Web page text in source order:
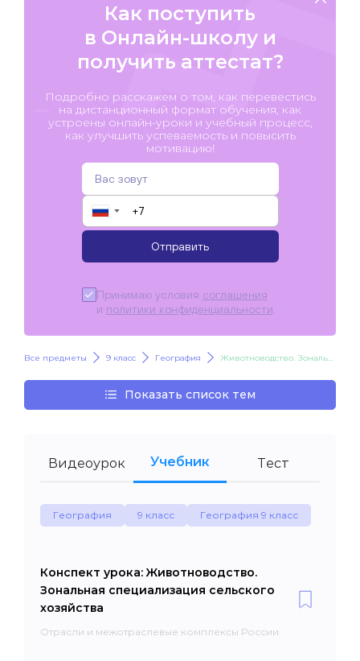
Как поступить
в Онлайн-школу и
получить аттестат?
Подробно расскажем о том, как перевестись
на дистанционный формат обучения, как
устроены онлайн-уроки и учебный процесс,
как улучшить успеваемость и повысить
мотивацию!
▼
Отправить
Принимаю условия соглашения
и политики конфиденциальности
Все предметы 9 класс География Животноводство. Зональная специализация сельского хозяйства
Показать список тем
Видеоурок Учебник Тест
География 9 класс География 9 класс
Конспект урока: Животноводство.
Зональная специализация сельского
хозяйства
Отрасли и межотраслевые комплексы России